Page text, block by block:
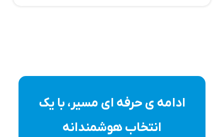
ادامه ی حرفه ای مسیر، با یک
انتخاب هوشمندانه